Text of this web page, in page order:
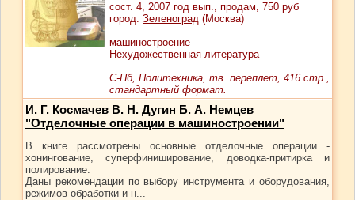
сост. 4, 2007 год вып., продам, 750 руб
город: Зеленоград (Москва)
машиностроение
Нехудожественная литература
С-Пб, Политехника, тв. переплет, 416 стр.,
стандартный формат.
И. Г. Космачев В. Н. Дугин Б. А. Немцев
"Отделочные операции в машиностроении"
В книге рассмотрены основные отделочные операции -
хонингование, суперфиниширование, доводка-притирка и
полирование.
Даны рекомендации по выбору инструмента и оборудования,
режимов обработки и н...